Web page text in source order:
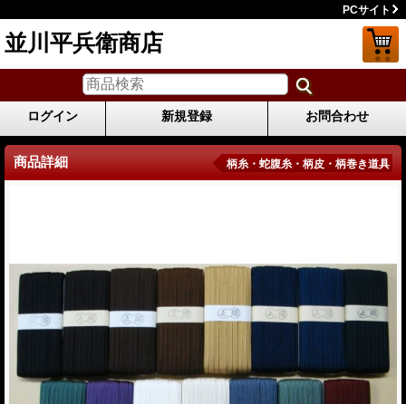
PCサイト
並川平兵衛商店
ログイン 新規登録 お問合わせ
商品詳細 柄糸・蛇腹糸・柄皮・柄巻き道具